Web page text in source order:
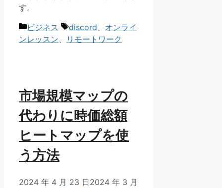
す。
カ
テ
ビジネス
タ
グ
discord、 オンライ
ンレッスン、 リモートワーク
市場規模マップの
代わりに時価総額
ヒートマップを使
う方法
2024 年 4 月 23 日2024 年 3 月